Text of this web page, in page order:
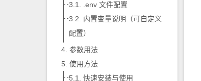
.env 文件配置
内置变量说明（可自定义
配置）
参数用法
使用方法
快速安装与使用